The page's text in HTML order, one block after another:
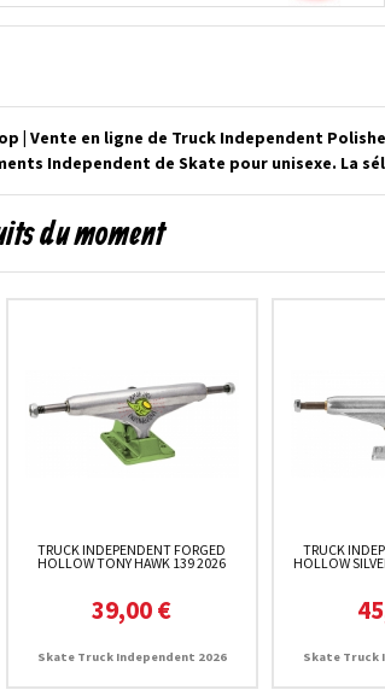
| Vente en ligne de Truck Independent
Independent de Skate pour unisexe. La
du moment
TRUCK INDEPENDENT FORGED
HOLLOW TONY HAWK 139 2026
39,00 €
Skate Truck Independent 2026
TRUCK
HOLLOW
Skate Truck